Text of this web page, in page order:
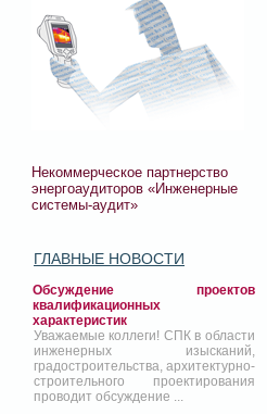
Некоммерческое партнерство
энергоаудиторов «Инженерные
системы-аудит»
ГЛАВНЫЕ НОВОСТИ
Обсуждение проектов
квалификационных
характеристик
Уважаемые коллеги! СПК в области
инженерных изысканий,
градостроительства, архитектурно-
строительного проектирования
проводит обсуждение ...